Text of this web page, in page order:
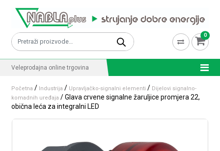
Pretraži: 0
Veleprodajna online trgovina
Početna / Industrija / Upravljačko-signalni elementi / Dijelovi signalno-
komadnih uređaja / Glava crvene signalne žaruljice promjera 22,
obična leća za integralni LED